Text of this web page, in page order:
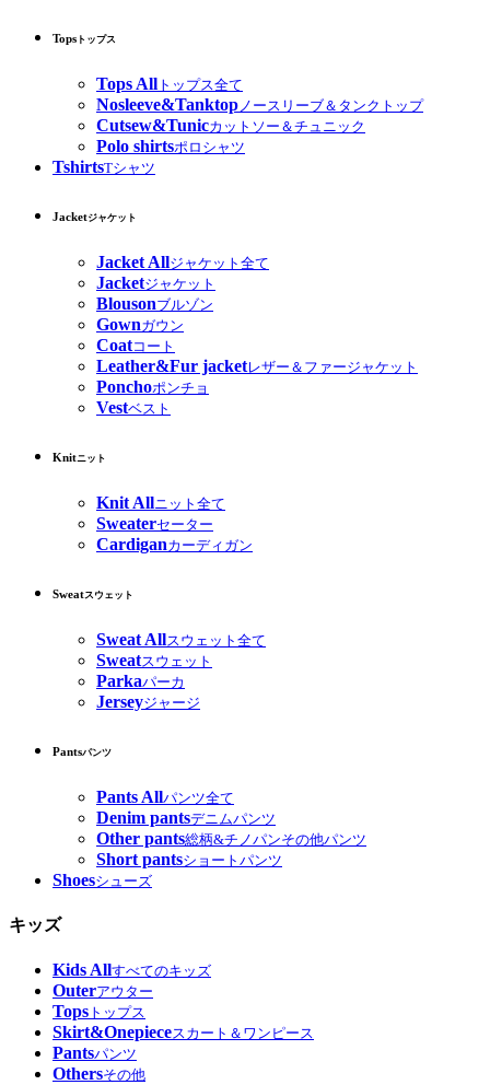
Tops トップス
Tops All トップス全て
Nosleeve&Tanktop ノースリーブ＆タンクトップ
Cutsew&Tunicカットソー＆チュニック
Polo shirtsポロシャツ
TshirtsTシャツ
Jacketジャケット
Jacket Allジャケット全て
Jacketジャケット
Blousonブルゾン
Gownガウン
Coatコート
Leather&Fur jacketレザー＆ファージャケット
Ponchoポンチョ
Vestベスト
Knitニット
Knit Allニット全て
Sweaterセーター
Cardiganカーディガン
Sweatスウェット
Sweat Allスウェット全て
Sweatスウェット
Parkaパーカ
Jerseyジャージ
Pantsパンツ
Pants Allパンツ全て
Denim pantsデニムパンツ
Other pants総柄&チノパンその他パンツ
Short pantsショートパンツ
Shoesシューズ
キッズ
Kids Allすべてのキッズ
Outerアウター
Tops トップス
Skirt&Onepieceスカート＆ワンピース
Pantsパンツ
Othersその他